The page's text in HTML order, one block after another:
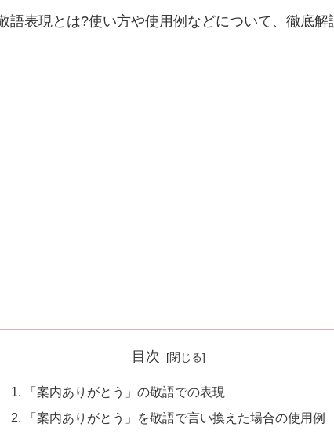
語表現とは?使い方や使用例などについて、徹底解
目次
「案内ありがとう」の敬語での表現
「案内ありがとう」を敬語で言い換えた場合の使用例